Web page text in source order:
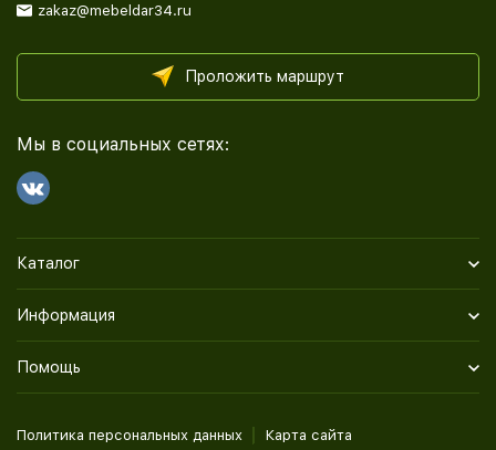
zakaz@mebeldar34.ru
Проложить маршрут
Мы в социальных сетях:
Каталог
Информация
Помощь
Политика персональных данных Карта сайта